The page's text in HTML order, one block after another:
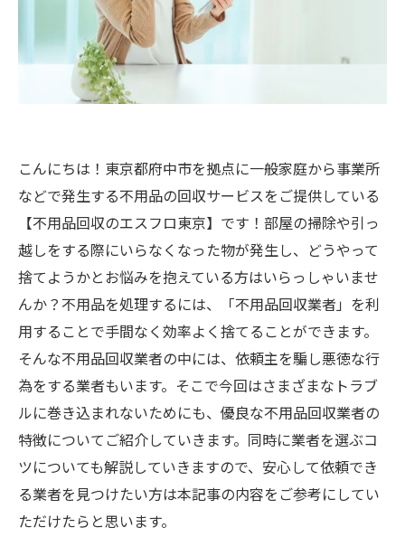
こんにちは！東京都府中市を拠点に一般家庭から事業所
などで発生する不用品の回収サービスをご提供している
【不用品回収のエスフロ東京】です！部屋の掃除や引っ
越しをする際にいらなくなった物が発生し、どうやって
捨てようかとお悩みを抱えている方はいらっしゃいませ
んか？不用品を処理するには、「不用品回収業者」を利
用することで手間なく効率よく捨てることができます。
そんな不用品回収業者の中には、依頼主を騙し悪徳な行
為をする業者もいます。そこで今回はさまざまなトラブ
ルに巻き込まれないためにも、優良な不用品回収業者の
特徴についてご紹介していきます。同時に業者を選ぶコ
ツについても解説していきますので、安心して依頼でき
る業者を見つけたい方は本記事の内容をご参考にしてい
ただけたらと思います。